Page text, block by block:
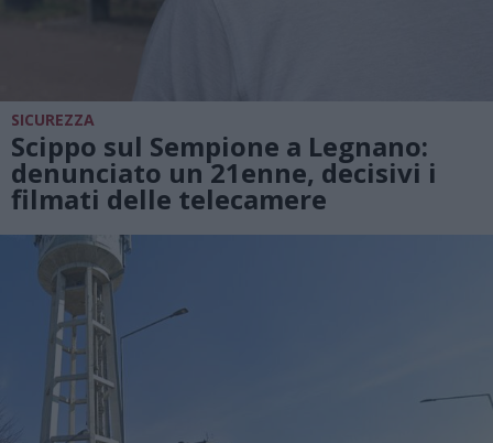
SICUREZZA
Scippo sul Sempione a Legnano:
denunciato un 21enne, decisivi i
filmati delle telecamere